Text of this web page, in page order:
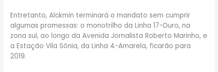
Entretanto, Alckmin terminará o mandato sem cumprir
algumas promessas: o monotrilho da Linha 17-Ouro, na
zona sul, ao longo da Avenida Jornalista Roberto Marinho, e
a Estação Vila Sônia, da Linha 4-Amarela, ficarão para
2019.